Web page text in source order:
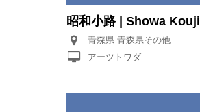
昭和小路 | Showa Kouji
青森県 青森県その他
アーツトワダ